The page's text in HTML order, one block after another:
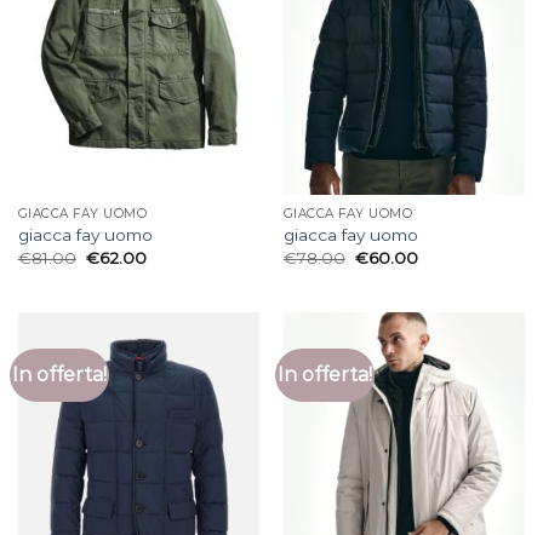
GIACCA FAY UOMO
giacca fay uomo
€81.00 €62.00
GIACCA FAY UOMO
giacca fay uomo
€78.00 €60.00
In offerta! In offerta!